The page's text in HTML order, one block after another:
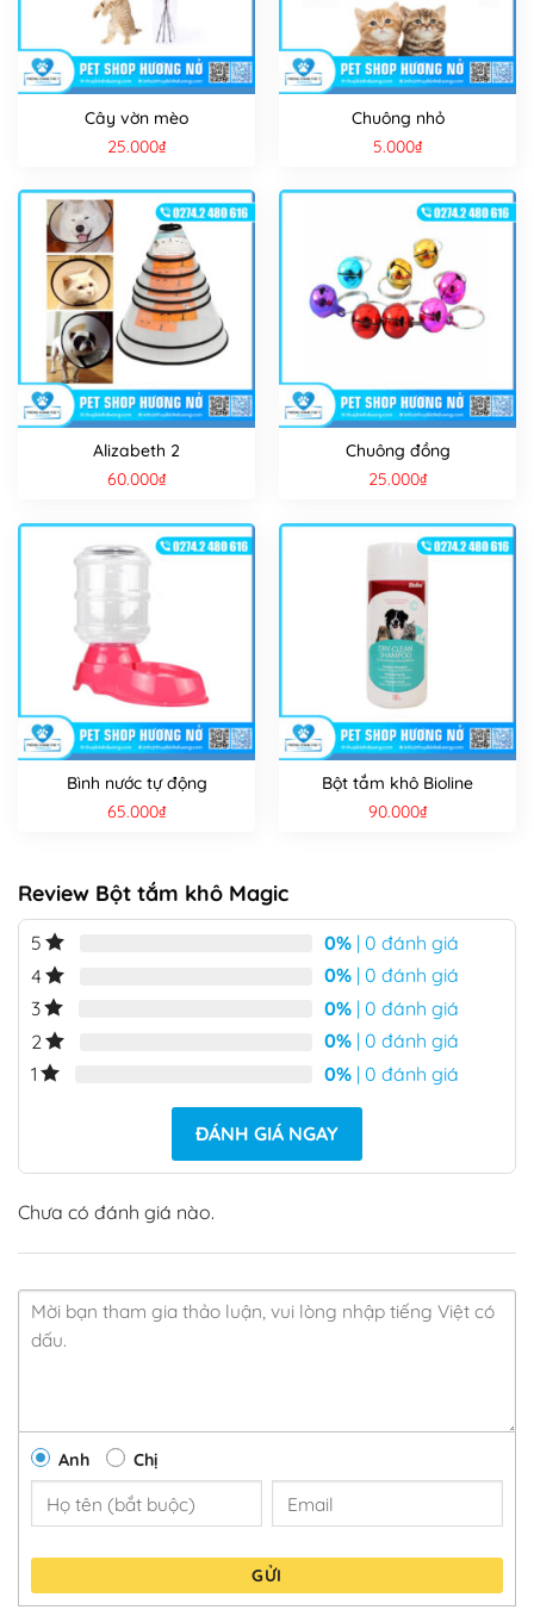
Cây vờn mèo
25.000₫
Chuông nhỏ
5.000₫
Alizabeth 2
60.000₫
Chuông đồng
25.000₫
Bình nước tự động
65.000₫
Bột tắm khô Bioline
90.000₫
Review Bột tắm khô Magic
5 0% | 0 đánh giá
4
0% | 0 đánh giá
3
0% | 0 đánh giá
2
0% | 0 đánh giá
1
0% | 0 đánh giá
ĐÁNH GIÁ NGAY
Chưa có đánh giá nào.
Anh Chị
GỬI